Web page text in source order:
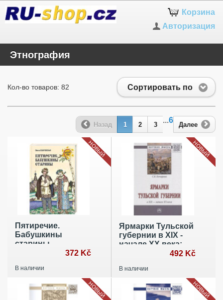
Корзина
Авторизация
Этнография
Сортировать по
Кол-во товаров: 82
Назад 1 2 3
...6
Далее
Пятиречие.
Бабушкины
старины
372 Kč
В наличии
НОВЫЙ
Ярмарки Тульской
губернии в XIX -
начале ХХ века:
492 Kč
В наличии
НОВЫЙ
НОВЫЙ НОВЫЙ